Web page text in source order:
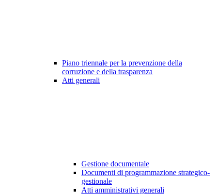
Piano triennale per la prevenzione della
corruzione e della trasparenza
Atti generali
Gestione documentale
Documenti di programmazione strategico-
gestionale
Atti amministrativi generali